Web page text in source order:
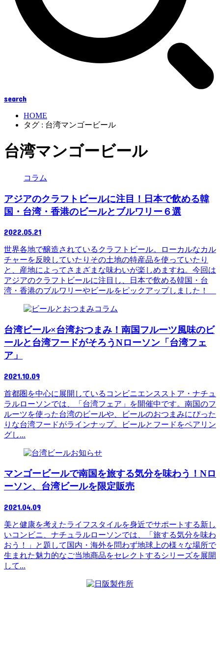
search
HOME
タグ : 台湾マンゴービール
台湾マンゴービール
コラム
アジアのクラフトビールに注目！日本で飲める韓
国・台湾・香港のビールとブルワリー６選
2022.05.21
世界各地で醸造されているクラフトビール。ローカルなカル
チャーを反映していたりその土地の特産品を使っていたり
と、産地によってさまざまな味わいが楽しめますね。今回は
アジアのクラフトビールに注目し、日本で飲める韓国・台
湾・香港のブルワリーやビールをピックアップしました！
コラム
台湾ビール×台湾おつまみ！南国フルーツ風味のビ
ールと台湾フードがそろうNローソン「台湾フェ
ア」
2021.10.09
首都圏を中心に展開しているコンビニエンスストア・ナチュ
ラルローソンでは、「台湾フェア」を開催中です。南国のフ
ルーツを使った台湾のビールや、ビールのおつまみにぴった
りな台湾フードがラインナップ。ビールとフードをペアリン
グし...
お知らせ
マンゴービールで南国を旅する気分を味わう！Nロ
ーソン、台湾ビールを限定販売
2021.04.09
美と健康を考えたライフスタイルを身近でサポートする新し
いコンビニ、ナチュラルローソンでは、「旅する気分を味わ
おう！」と題して国内・海外を問わず地球上の様々な場所で
生まれた魅力的なご当地商品をセレクトするシリーズを展開
して...